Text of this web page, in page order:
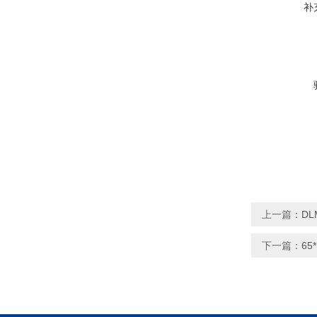
补
上一篇：
下一篇：